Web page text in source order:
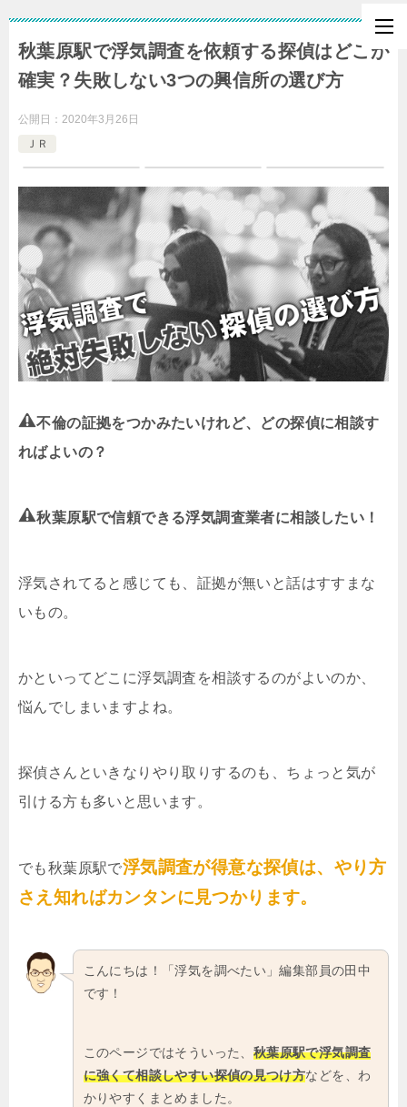
秋葉原駅で浮気調査を依頼する探偵はどこが
確実？失敗しない3つの興信所の選び方
公開日： 2020年3月26日
ＪＲ
不倫の証拠をつかみたいけれど、どの探偵に相談す
ればよいの？
秋葉原駅で信頼できる浮気調査業者に相談したい！
浮気されてると感じても、証拠が無いと話はすすまな
いもの。
かといってどこに浮気調査を相談するのがよいのか、
悩んでしまいますよね。
探偵さんといきなりやり取りするのも、ちょっと気が
引ける方も多いと思います。
でも秋葉原駅で浮気調査が得意な探偵は、やり方
さえ知ればカンタンに見つかります。
こんにちは！「浮気を調べたい」編集部員の田中
です！
このページではそういった、 秋葉原駅で浮気調査
に強くて相談しやすい探偵の見つけ方などを、わ
かりやすくまとめました。